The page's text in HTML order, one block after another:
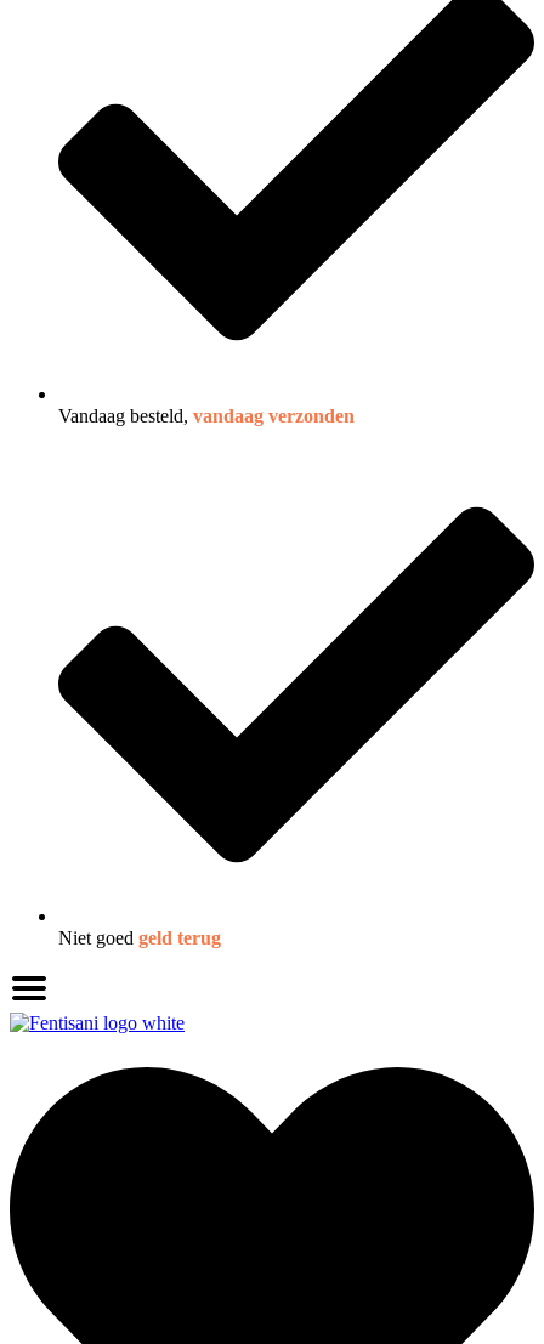
Vandaag besteld, vandaag verzonden
Niet goed geld terug